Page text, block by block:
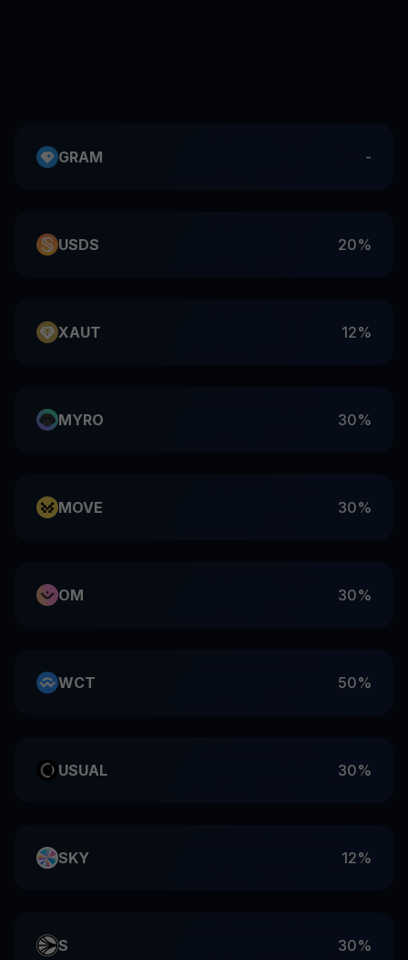
GRAM -
USDS 20%
XAUT 12%
MYRO 30%
MOVE 30%
OM 30%
WCT 50%
USUAL 30%
SKY 12%
S 30%